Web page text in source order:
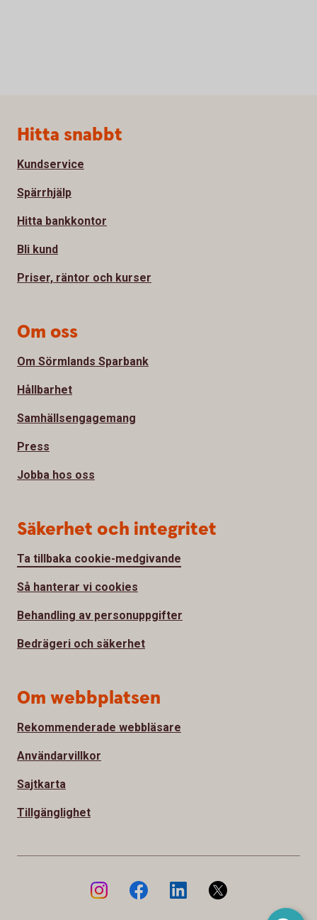
Sidfot
Hitta snabbt
Kundservice
Spärrhjälp
Hitta bankkontor
Bli kund
Priser, räntor och kurser
Om oss
Om Sörmlands Sparbank
Hållbarhet
Samhällsengagemang
Press
Jobba hos oss
Säkerhet och integritet
Ta tillbaka cookie-medgivande
Så hanterar vi cookies
Behandling av personuppgifter
Bedrägeri och säkerhet
Om webbplatsen
Rekommenderade webbläsare
Användarvillkor
Sajtkarta
Tillgänglighet